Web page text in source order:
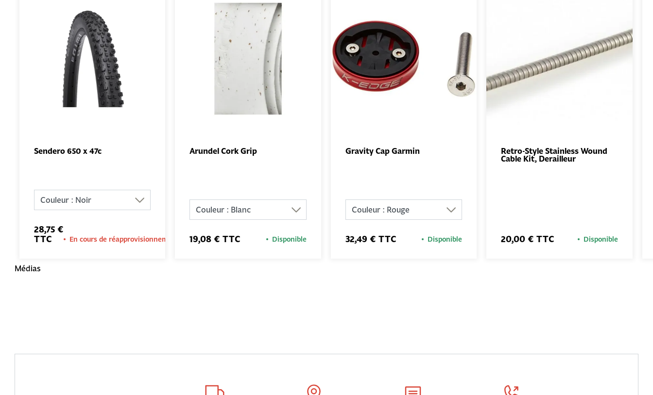
Sendero 650 x 47c
28,75 €
TTC
En cours de réapprovisionnement
Arundel Cork Grip
19,08 € TTC Disponible
Gravity Cap Garmin
32,49 € TTC Disponible
AJOUTER
Retro-Style Stainless Wound
Cable Kit, Derailleur
20,00 € TTC Disponible
Médias